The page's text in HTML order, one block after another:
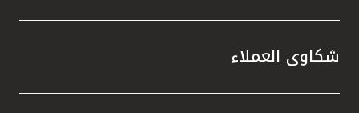
شكاوى العملاء